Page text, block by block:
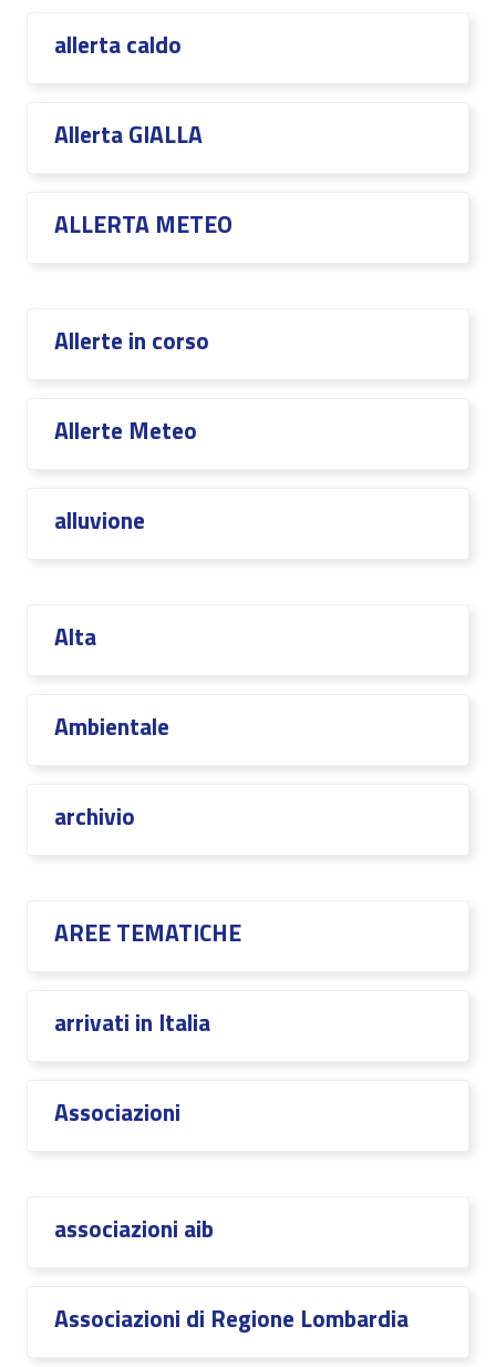
allerta caldo
Allerta GIALLA
ALLERTA METEO
Allerte in corso
Allerte Meteo
alluvione
Alta
Ambientale
archivio
AREE TEMATICHE
arrivati in Italia
Associazioni
associazioni aib
Associazioni di Regione Lombardia